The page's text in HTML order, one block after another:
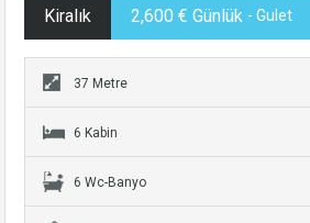
Kiralık 2,600 € Günlük - Gulet
37 Metre
6 Kabin
6 Wc-Banyo